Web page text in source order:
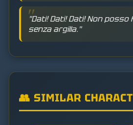
"Dati! Dati! Dati! Non
senza argilla."
👥 SIMILAR